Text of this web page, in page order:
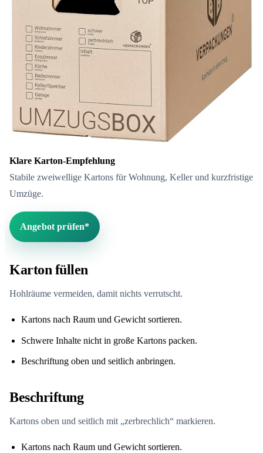
Klare Karton-Empfehlung
Stabile zweiwellige Kartons für Wohnung, Keller und kurzfristige
Umzüge.
Angebot prüfen*
Karton füllen
Hohlräume vermeiden, damit nichts verrutscht.
Kartons nach Raum und Gewicht sortieren.
Schwere Inhalte nicht in große Kartons packen.
Beschriftung oben und seitlich anbringen.
Beschriftung
Kartons oben und seitlich mit „zerbrechlich“ markieren.
Kartons nach Raum und Gewicht sortieren.